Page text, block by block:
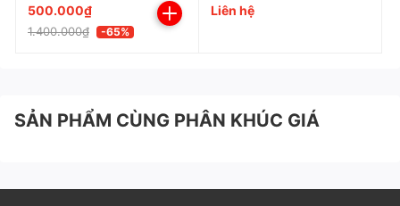
500.000₫
1.400.000₫ -65%
Liên hệ
SẢN PHẨM CÙNG PHÂN KHÚC GIÁ